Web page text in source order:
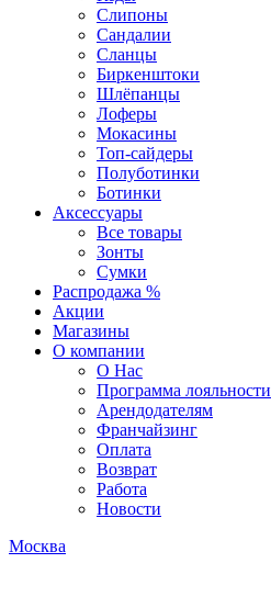
Слипоны
Сандалии
Сланцы
Биркенштоки
Шлёпанцы
Лоферы
Мокасины
Топ-сайдеры
Полуботинки
Ботинки
Аксессуары
Все товары
Зонты
Сумки
Распродажа %
Акции
Магазины
О компании
О Нас
Программа лояльности
Арендодателям
Франчайзинг
Оплата
Возврат
Работа
Новости
Москва